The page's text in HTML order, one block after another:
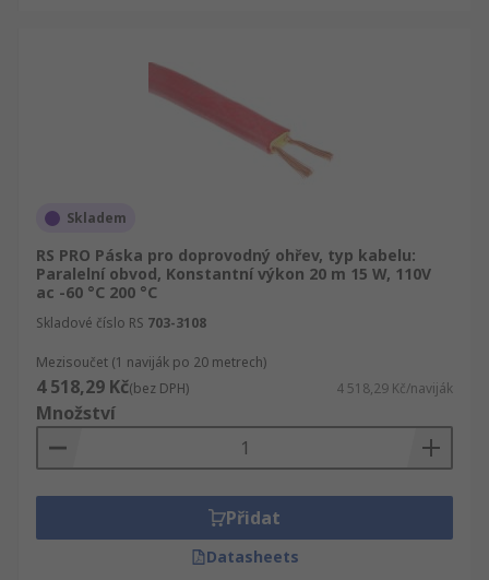
Skladem
RS PRO Páska pro doprovodný ohřev, typ kabelu:
Paralelní obvod, Konstantní výkon 20 m 15 W, 110V
ac -60 °C 200 °C
Skladové číslo RS 703-3108
Mezisoučet (1 naviják po 20 metrech)
4 518,29 Kč(bez DPH) 4 518,29 Kč/naviják
Množství
Přidat
Datasheets